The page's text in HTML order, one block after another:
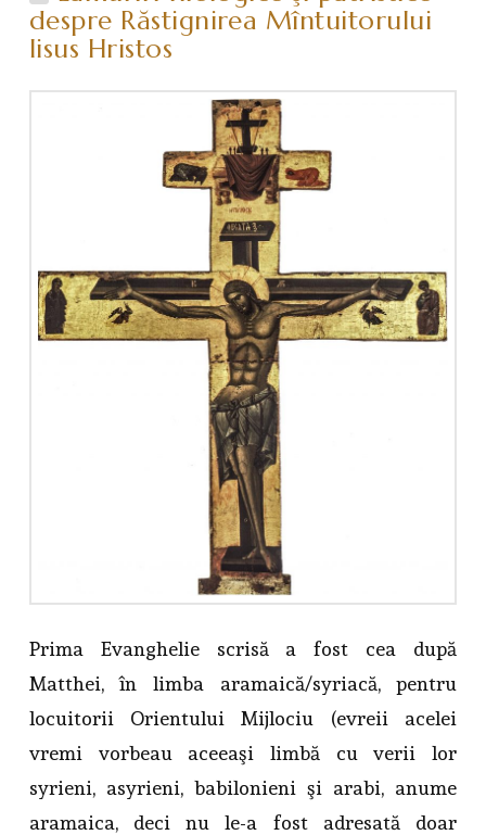
despre Răstignirea Mîntuitorului
Iisus Hristos
Prima Evanghelie scrisă a fost cea după
Matthei, în limba aramaică/syriacă, pentru
locuitorii Orientului Mijlociu (evreii acelei
vremi vorbeau aceeaşi limbă cu verii lor
syrieni, asyrieni, babilonieni şi arabi, anume
aramaica, deci nu le-a fost adresată doar